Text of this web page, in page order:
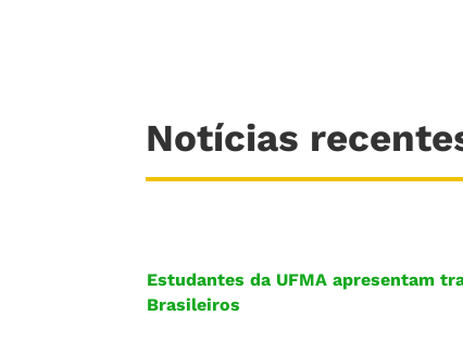
Notícias
Estudantes da UFMA apresentam
Brasileiros